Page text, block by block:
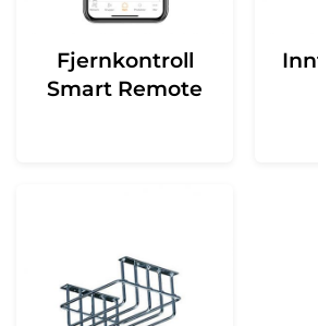
Fjernkontroll
Smart Remote